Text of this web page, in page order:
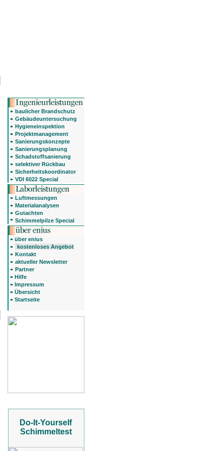
baulicher Brandschutz
Gebäudeuntersuchung
Hygieneinspektion
Projektmanagement
Sanierungskonzepte
Sanierungsplanung
Schadstoffsanierung
selektiver Rückbau
Sicherheitskoordinator
VDI 6022 Special
Luftmessungen
Materialanalysen
Gutachten
Schimmelpilze Special
über enius
kostenloses Angebot
Kontakt
aktueller Newsletter
Partner
Hilfe
Impressum
Übersicht
Startseite
Do-It-Yourself
Schimmeltest